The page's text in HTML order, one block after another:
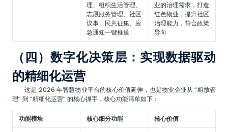
理、组织生活管理、
志愿服务管理、社区
议事、民意征集、应
急通知一键推送
业的治理需求，打造
红色物业，提升社区
治理能力，符合政策
导向
（四）数字化决策层：实现数据驱动
的精细化运营
这是 2026 年智慧物业平台的核心价值延伸，也是物业企业从 “粗放管
理” 到 “精细化运营” 的核心抓手，核心功能清单如下：
功能模块 核心细分功能 核心价值